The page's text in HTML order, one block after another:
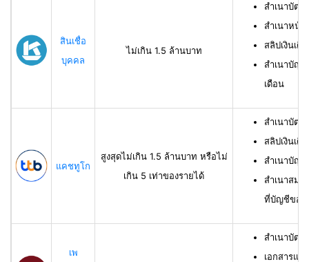
สินเชื่อ
บุคคล
ไม่เกิน 1.5 ล้านบาท
สำเนาบัตร
สำเนาหน้
สลิปเงินเดื
สำเนาบัญชี
เดือน
แคชทูโก
สูงสุดไม่เกิน 1.5 ล้านบาท หรือไม่
เกิน 5 เท่าของรายได้
สำเนาบัตร
สลิปเงินเดื
สำเนาบัญ
สำเนาสมุด
ที่บัญชีของ
เพ
สำเนาบัตร
เอกสารแส